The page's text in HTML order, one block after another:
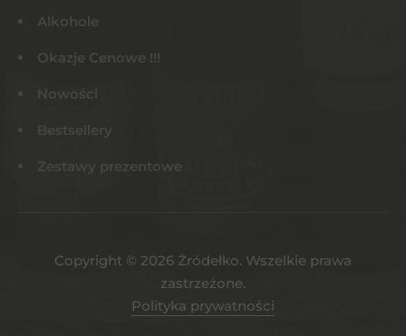
Alkohole
Okazje Cenowe !!!
Nowości
Bestsellery
Zestawy prezentowe
Copyright © 2026 Żródełko. Wszelkie prawa
zastrzeżone.
Polityka prywatności